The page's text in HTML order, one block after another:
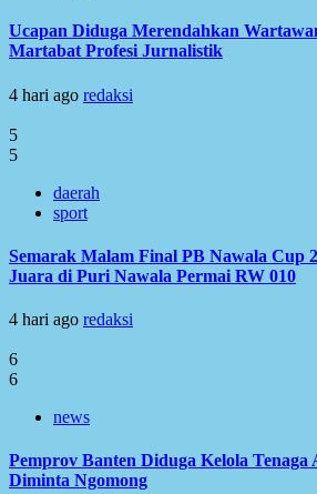
Ucapan Diduga Merendahkan
Martabat Profesi Jurnalistik
4 hari ago redaksi
5
5
daerah
sport
Semarak Malam Final PB Nawala Cup
Juara di Puri Nawala Permai RW 010
4 hari ago redaksi
6
6
news
Pemprov Banten Diduga Kelola
Diminta Ngomong